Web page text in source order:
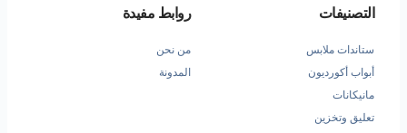
التصنيفات
ستاندات ملابس
أبواب أكورديون
مانيكانات
تعليق وتخزين
روابط مفيدة
من نحن
المدونة